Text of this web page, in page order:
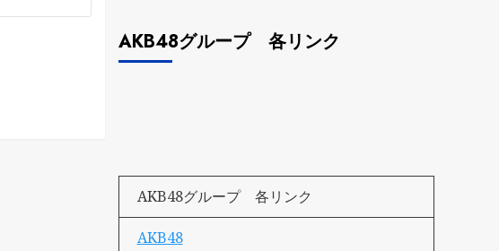
AKB48グループ 各リンク
AKB48グループ 各リンク
AKB48